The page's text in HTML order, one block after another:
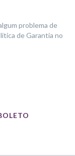
problema de
de Garantia no